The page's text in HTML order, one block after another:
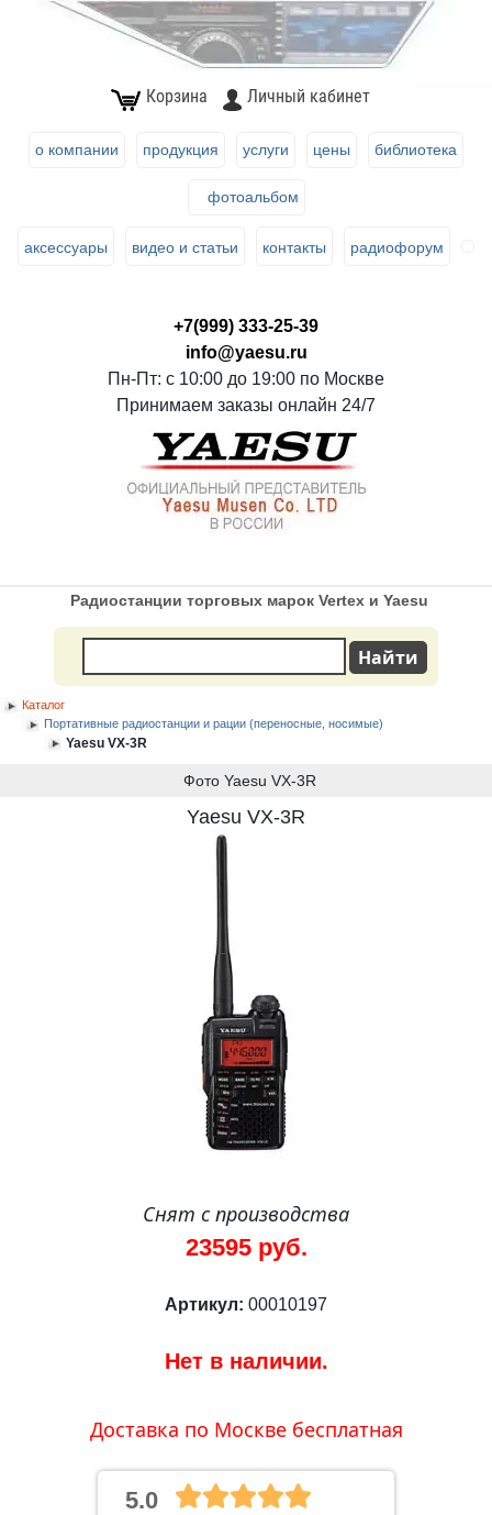
Корзина Личный кабинет
о компании продукция услуги цены библиотека
фотоальбом
аксессуары видео и статьи контакты радиофорум
+7(999) 333-25-39
info@yaesu.ru
Пн-Пт: с 10:00 до 19:00 по Москве
Принимаем заказы онлайн 24/7
Радиостанции торговых марок Vertex и Yaesu
Каталог
Портативные радиостанции и рации (переносные, носимые)
Yaesu VX-3R
Фото Yaesu VX-3R
Yaesu VX-3R
Снят с производства
23595 руб.
Артикул: 00010197
Нет в наличии.
Доставка по Москве бесплатная
5.0